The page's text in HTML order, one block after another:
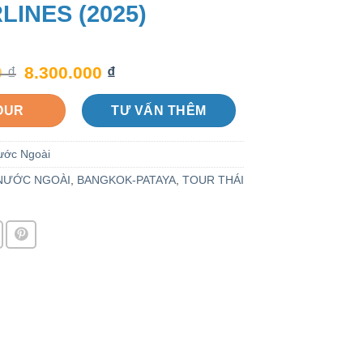
(2025)
₫ 8.300.000 ₫
TƯ VẤN THÊM
Ngoài
NGOÀI BANGKOK-PATAYA, TOUR THÁI